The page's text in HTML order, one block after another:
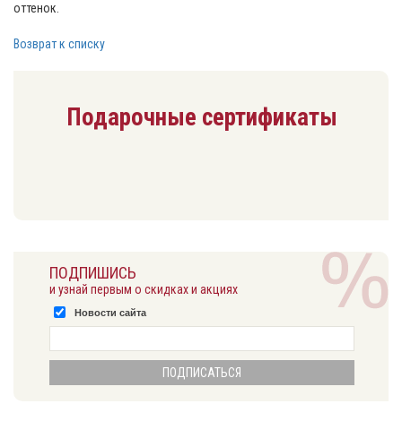
оттенок.
Возврат к списку
Подарочные сертификаты
ПОДПИШИСЬ
и узнай первым о скидках и акциях
Новости сайта